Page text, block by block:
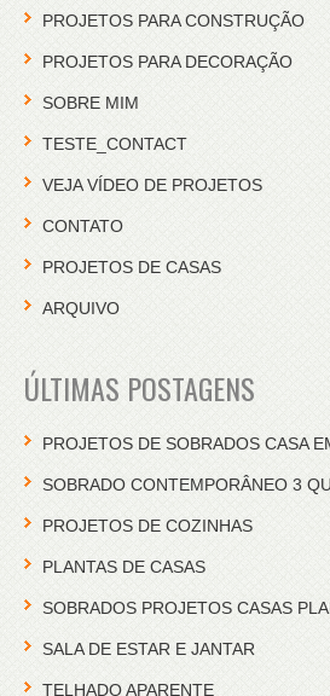
PROJETOS PARA CONSTRUÇÃO
PROJETOS PARA DECORAÇÃO
SOBRE MIM
TESTE_CONTACT
VEJA VÍDEO DE PROJETOS
CONTATO
PROJETOS DE CASAS
ARQUIVO
ÚLTIMAS POSTAGENS
PROJETOS DE SOBRADOS CASA
SOBRADO CONTEMPORÂNEO 3
PROJETOS DE COZINHAS
PLANTAS DE CASAS
SOBRADOS PROJETOS CASAS
SALA DE ESTAR E JANTAR
TELHADO APARENTE